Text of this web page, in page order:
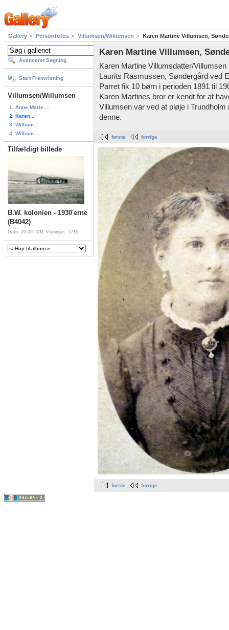
Gallery Personfotos Villumsen/Willumsen Karen Martine Villumsen,
Avanceret Søgning
Start Fremvisning
Villumsen/Willumsen
1. Anne Marie ...
2. Karen...
3. William...
4. William...
Tilfældigt billede
B.W. kolonien - 1930'erne
(B4042)
Dato: 20-09-2011 Visninger: 1716
Karen Martine Villumsen,
Karen Martine Villumsdatter/
Laurits Rasmussen, Søndergård ved
Parret fik 10 børn i perioden 1891 til
Karen Martines bror er kendt for at
Villumsen var ved at pløje i
denne.
første forrige
første forrige